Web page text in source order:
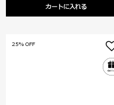
カートに入れる
25% OFF